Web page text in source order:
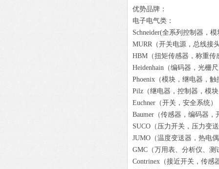
优势品牌：
电子电气类：
Schneider(全系列控制器，
MURR（开关电源，总线接
HBM（扭矩传感器，称重传
Heidenhain（编码器，光栅
Phoenix（模块，继电器，
Pilz（继电器，控制器，模
Euchner（开关，安全系统
Baumer（传感器，编码器
SUCO（压力开关，压力变
JUMO（温度变送器，热电
GMC（万用表、分析仪、测
Contrinex（接近开关，传感